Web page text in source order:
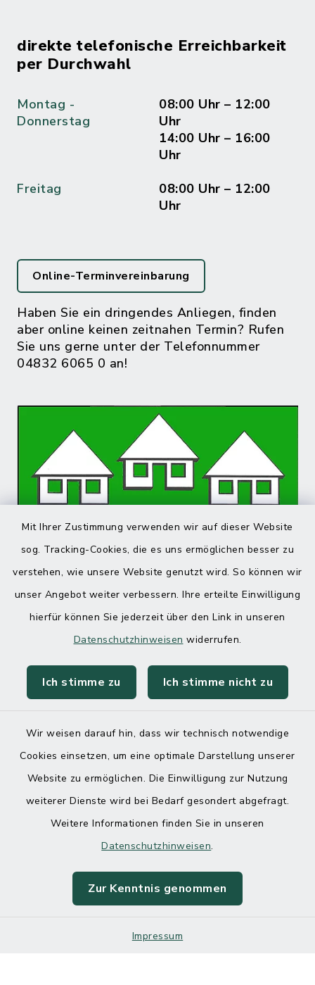
Mit Ihrer Zustimmung verwenden wir auf dieser Website
sog. Tracking-Cookies, die es uns ermöglichen besser zu
verstehen, wie unsere Website genutzt wird. So können wir
unser Angebot weiter verbessern. Ihre erteilte Einwilligung
hierfür können Sie jederzeit über den Link in unseren
Datenschutzhinweisen widerrufen.
Ich stimme zu Ich stimme nicht zu
Wir weisen darauf hin, dass wir technisch notwendige
Cookies einsetzen, um eine optimale Darstellung unserer
Website zu ermöglichen. Die Einwilligung zur Nutzung
weiterer Dienste wird bei Bedarf gesondert abgefragt.
Weitere Informationen finden Sie in unseren
Datenschutzhinweisen.
Zur Kenntnis genommen
Impressum
direkte telefonische Erreichbarkeit
per Durchwahl
Montag -
Donnerstag
08:00 Uhr – 12:00
Uhr
14:00 Uhr – 16:00
Uhr
Freitag
08:00 Uhr – 12:00
Uhr
Online-Terminvereinbarung
Haben Sie ein dringendes Anliegen, finden
aber online keinen zeitnahen Termin? Rufen
Sie uns gerne unter der Telefonnummer
04832 6065 0 an!
Barrierefreiheit
Impressum
Sitemap